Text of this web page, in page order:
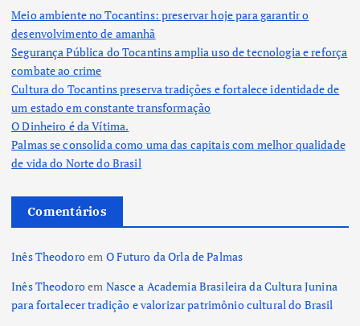
Meio ambiente no Tocantins: preservar hoje para garantir o
desenvolvimento de amanhã
Segurança Pública do Tocantins amplia uso de tecnologia e reforça
combate ao crime
Cultura do Tocantins preserva tradições e fortalece identidade de
um estado em constante transformação
O Dinheiro é da Vítima.
Palmas se consolida como uma das capitais com melhor qualidade
de vida do Norte do Brasil
Comentários
Inês Theodoroem O Futuro da Orla de Palmas
Inês Theodoroem Nasce a Academia Brasileira da Cultura Junina
para fortalecer tradição e valorizar patrimônio cultural do Brasil